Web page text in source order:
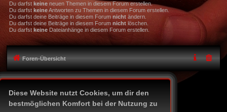
Diese Website nutzt Cookies, um dir den
bestmöglichen Komfort bei der Nutzung zu
Du darfst keineneuen Themen in diesem Forum erstellen.
Du darfst keineAntworten zu Themen in diesem Forum erstellen.
Du darfst deine Beiträge in diesem Forum nichtändern.
Du darfst deine Beiträge in diesem Forum nichtlöschen.
Du darfstkeineDateianhänge in diesem Forum erstellen.
Foren-Übersicht
Alle Zeiten sindUTC+02:00
® Forum Software © phpBB Limited